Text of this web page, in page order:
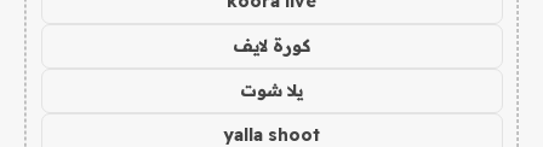
كورة لايف
يلا شوت
yalla shoot